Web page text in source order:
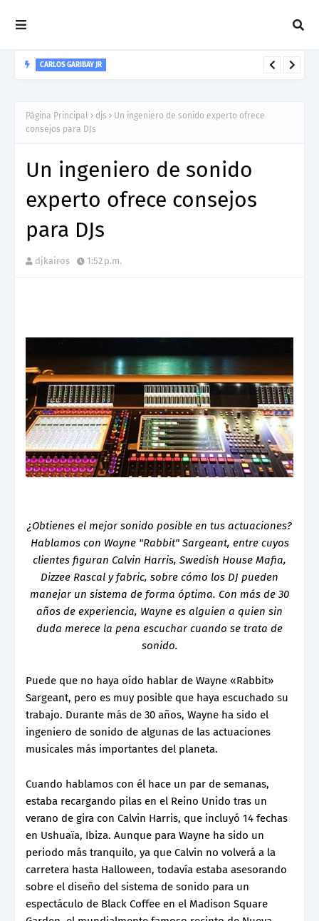
ALANDJCR
Página Principal djs
Un ingeniero de sonido experto ofrece
consejos para DJs
Un ingeniero de sonido
experto ofrece consejos
para DJs
djkairos 1:52 p.m.
¿Obtienes el mejor sonido posible en tus actuaciones?
Hablamos con Wayne "Rabbit" Sargeant, entre cuyos
clientes figuran Calvin Harris, Swedish House Mafia,
Dizzee Rascal y fabric, sobre cómo los DJ pueden
manejar un sistema de forma óptima. Con más de 30
años de experiencia, Wayne es alguien a quien sin
duda merece la pena escuchar cuando se trata de
sonido.
Puede que no haya oído hablar de Wayne «Rabbit»
Sargeant, pero es muy posible que haya escuchado su
trabajo. Durante más de 30 años, Wayne ha sido el
ingeniero de sonido de algunas de las actuaciones
musicales más importantes del planeta.
Cuando hablamos con él hace un par de semanas,
estaba recargando pilas en el Reino Unido tras un
verano de gira con Calvin Harris, que incluyó 14 fechas
en Ushuaïa, Ibiza. Aunque para Wayne ha sido un
periodo más tranquilo, ya que Calvin no volverá a la
carretera hasta Halloween, todavía estaba asesorando
sobre el diseño del sistema de sonido para un
espectáculo de Black Coffee en el Madison Square